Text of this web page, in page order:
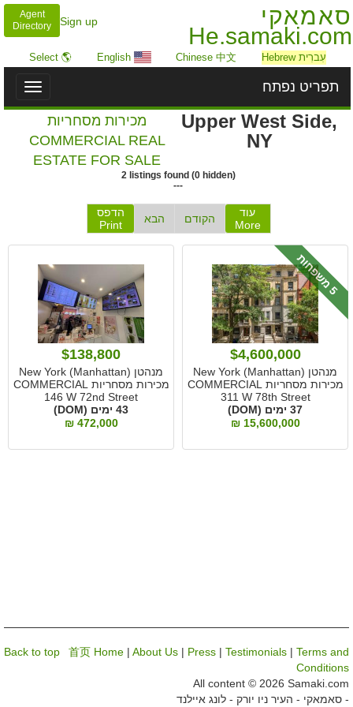
סאמאקי
He.samaki.com
Sign up
Agent
Directory
עִברִית Hebrew Chinese 中文
English
🌎 Select
Toggle
תפריט נפתח
Upper West Side,
NY
מכירות מסחריות
COMMERCIAL REAL
ESTATE FOR SALE
2 listings found (0hidden)
---
עוד
More
הקודם הבא
הדפס
Print
5
מ
ש
פ
ח
ו
ת
$4,600,000
מנהטן New York (Manhattan)
מכירות מסחריות COMMERCIAL
311 W 78th Street
37 ימים (DOM)
15,600,000 ₪
$138,800
מנהטן New York (Manhattan)
מכירות מסחריות COMMERCIAL
146 W 72nd Street
43 ימים (DOM)
472,000 ₪
Back to top 首页 Home | About Us | Press | Testimonials | Terms and
Conditions
All content © 2026 Samaki.com
- סאמאקי - העיר ניו יורק - לונג איילנד